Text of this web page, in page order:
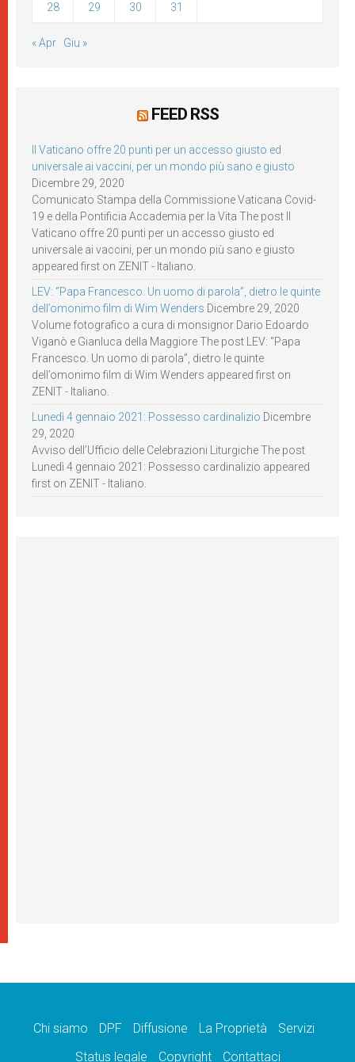
28 29 30 31
« Apr Giu »
FEED RSS
Il Vaticano offre 20 punti per un accesso giusto ed
universale ai vaccini, per un mondo più sano e giusto
Dicembre 29, 2020
Comunicato Stampa della Commissione Vaticana Covid-
19 e della Pontificia Accademia per la Vita The post Il
Vaticano offre 20 punti per un accesso giusto ed
universale ai vaccini, per un mondo più sano e giusto
appeared first on ZENIT - Italiano.
LEV: “Papa Francesco. Un uomo di parola”, dietro le quinte
dell’omonimo film di Wim Wenders Dicembre 29, 2020
Volume fotografico a cura di monsignor Dario Edoardo
Viganò e Gianluca della Maggiore The post LEV: “Papa
Francesco. Un uomo di parola”, dietro le quinte
dell’omonimo film di Wim Wenders appeared first on
ZENIT - Italiano.
Lunedì 4 gennaio 2021: Possesso cardinalizio Dicembre
29, 2020
Avviso dell’Ufficio delle Celebrazioni Liturgiche The post
Lunedì 4 gennaio 2021: Possesso cardinalizio appeared
first on ZENIT - Italiano.
Chi siamo DPF Diffusione La Proprietà
Servizi
Status legale
Copyright Contattaci